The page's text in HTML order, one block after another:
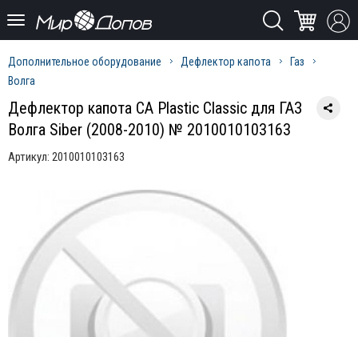
Дополнительное оборудование Дефлектор капота
Газ
Волга
Дефлектор капота CA Plastic Classic для ГАЗ
Волга Siber (2008-2010) № 2010010103163
Артикул: 2010010103163